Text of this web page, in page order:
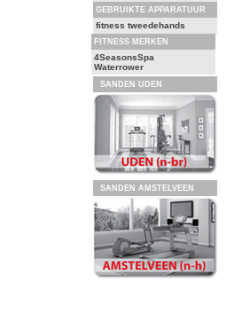
GEBRUIKTE APPARATUUR
fitness tweedehands
FITNESS MERKEN
4SeasonsSpa
Waterrower
SANDEN UDEN
SANDEN AMSTELVEEN